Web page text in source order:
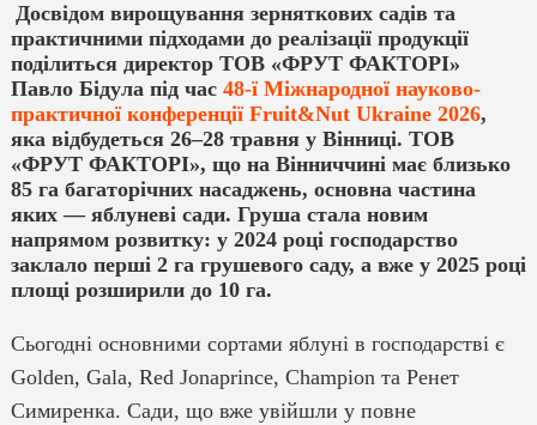
Досвідом вирощування зерняткових садів та
практичними підходами до реалізації продукції
поділиться директор ТОВ «ФРУТ ФАКТОРІ»
Павло Бідула під час 48-ї Міжнародної науково-
практичної конференції Fruit&Nut Ukraine 2026,
яка відбудеться 26–28 травня у Вінниці. ТОВ
«ФРУТ ФАКТОРІ», що на Вінниччині має близько
85 га багаторічних насаджень, основна частина
яких — яблуневі сади. Груша стала новим
напрямом розвитку: у 2024 році господарство
заклало перші 2 га грушевого саду, а вже у 2025 році
площі розширили до 10 га.
Сьогодні основними сортами яблуні в господарстві є
Golden, Gala, Red Jonaprince, Champion та Ренет
Симиренка. Сади, що вже увійшли у повне